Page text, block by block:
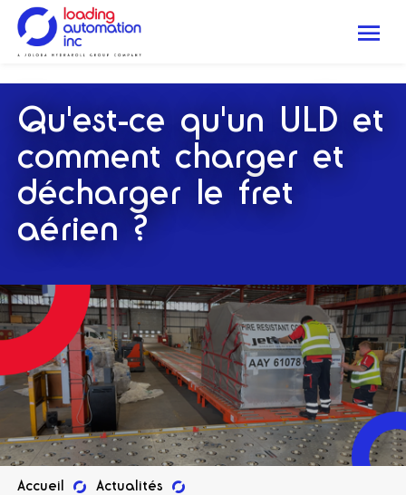
Automation
Inc
Qu'est-ce qu'un ULD et
comment charger et
décharger le fret
aérien ?
Accueil
Actualités